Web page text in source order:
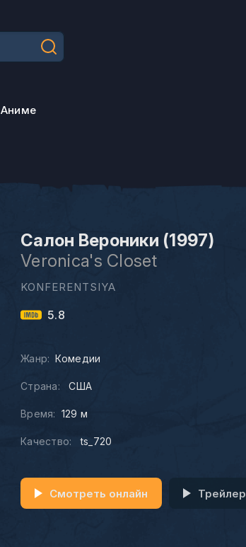
Aниме
Салон Вероники (1997)
Veronica's Closet
KONFERENTSIYA
5.8
Жанр: Комедии
Страна: США
Время: 129 м
Качество: ts_720
Смотреть онлайн Трейлер